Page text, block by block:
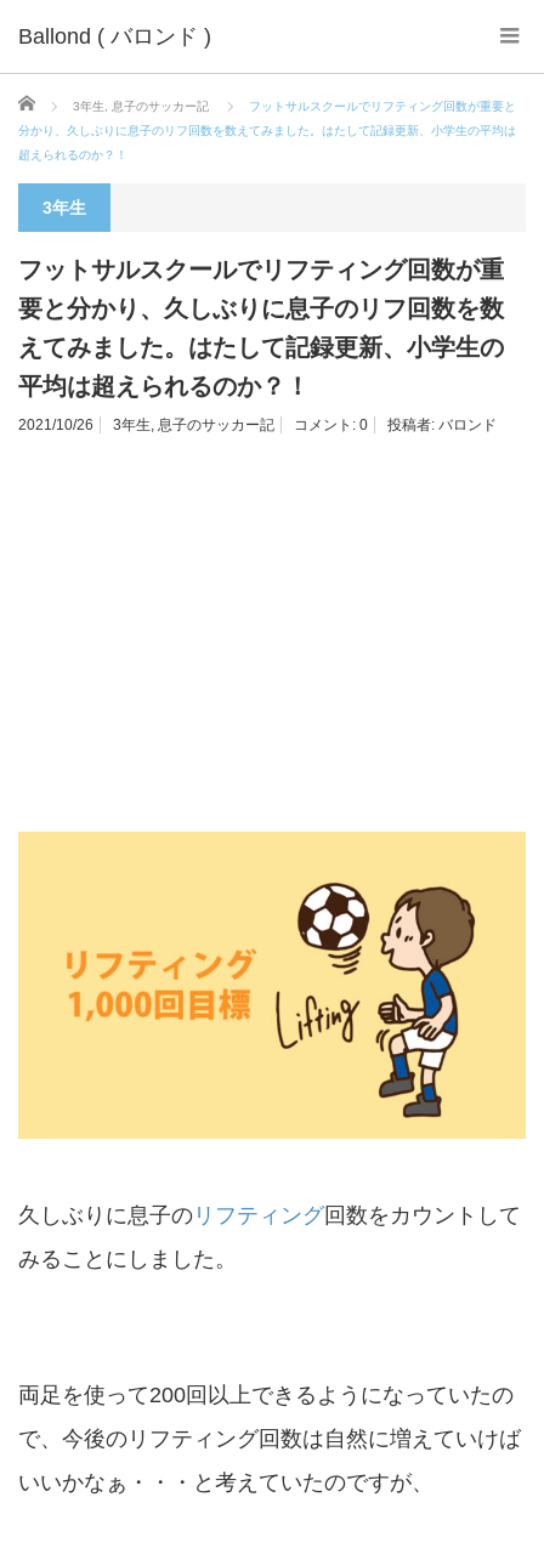
Ballond ( バロンド )
ホーム 3年生 息子のサッカー記
フットサルスクールでリフティング回数が重要と
分かり、久しぶりに息子のリフ回数を数えてみました。はたして記録更新、小学生の平均は
超えられるのか？！
3年生
フットサルスクールでリフティング回数が重
要と分かり、久しぶりに息子のリフ回数を数
えてみました。はたして記録更新、小学生の
平均は超えられるのか？！
2021/10/26 3年生, 息子のサッカー記 コメント: 0 投稿者: バロンド
久しぶりに息子の リフティング回数をカウントして
みることにしました。
両足を使って200回以上できるようになっていたの
で、今後のリフティング回数は自然に増えていけば
いいかなぁ・・・と考えていたのですが、